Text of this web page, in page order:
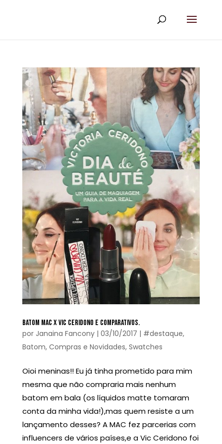
BATOM MAC X VIC CERIDONO E COMPARATIVOS.
por Janaina Fancony| 03/10/2017 | #destaque,
Batom, Compras e Novidades, Swatches
Oioi meninas!! Eu já tinha prometido para mim
mesma que não compraria mais nenhum
batom em bala (os líquidos matte tomaram
conta da minha vida!),mas quem resiste a um
lançamento desses? A MAC fez parcerias com
influencers de vários países,e a Vic Ceridono foi